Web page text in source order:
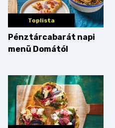
Toplista
Pénztárcabarát napi
menü Domától